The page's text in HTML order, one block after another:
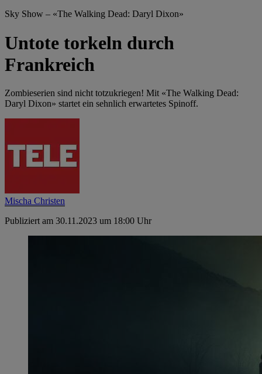
Sky Show – «The Walking Dead: Daryl Dixon»
Untote torkeln durch
Frankreich
Zombieserien sind nicht totzukriegen! Mit «The Walking Dead:
Daryl Dixon» startet ein sehnlich erwartetes Spinoff.
Mischa Christen
Publiziert am 30.11.2023 um 18:00 Uhr